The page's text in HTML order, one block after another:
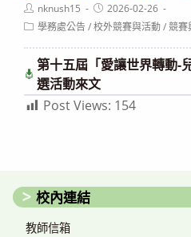
Post
author:
nknush15
Post
published:
2026-02-26
Post學務處公告/校外競賽與活動/競賽
第十五屆「愛讓世界轉動-
選活動來文
Post Views: 154
校內連結
教師信箱